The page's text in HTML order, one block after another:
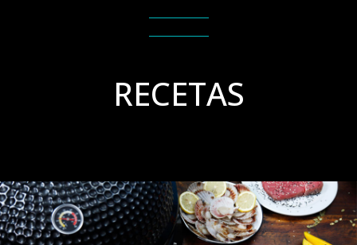
RECETAS